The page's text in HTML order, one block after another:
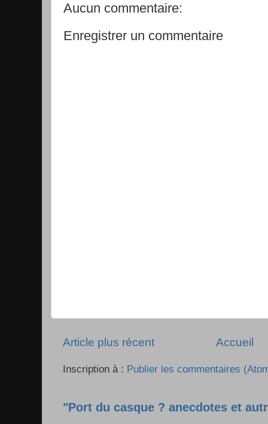
Aucun commentaire:
Enregistrer un commentaire
Article plus récent Accueil
Inscription à : Publier les commentaires
"Port du casque ? anecdotes et